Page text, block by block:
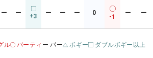
ー ー +3 ー ー ー 0
-1
ー ー
ル バーティ ー パー ボギー ダブルボギー以上